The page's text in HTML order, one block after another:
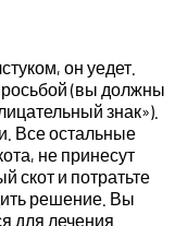
он уедет.
(вы должны
знак»).
Все остальные
не принесут
скот и потратьте
решение. Вы
для лечения